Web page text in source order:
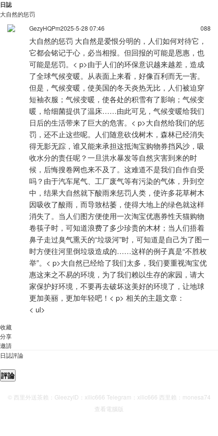
日誌
大自然的惩罚
GezyHQPm
88
0
2025-5-28 07:46
大自然的惩罚 大自然是爱恨分明的，人们如何对待它，
它都会铭记于心，必当相报。但回报的可能是恩惠，也
可能是惩罚。< p>由于人们的环保意识越来越差，造成
了全球气候变暖。从表面上来看，好像百利而无一害。
但是，气候变暖，使美国的冬天炎热无比，人们被迫穿
短袖衣服；气候变暖，使各处的积雪有了影响；气候变
暖，给细菌提供了温床……由此可见，气候变暖给我们
日后的生活带来了巨大的危害。< p>大自然给我们的惩
罚，还不止这些呢。人们随意砍伐树木，森林已经消失
得无影无踪，谁又能来承担这抵淘宝购物券挡风沙，吸
收水分的责任呢？一旦洪水暴发等自然灾害到来的时
候，后悔搜卷网也来不及了。这难道不是我们自作自受
吗？由于汽车尾气、工厂废气等有污染的气体，升到空
中，结果大自然就下酸雨来惩罚人类，使许多花草树木
因吸收了酸雨，而导致枯萎，使得大地上的绿色就这样
消失了。当人们图方便使用一次淘宝优惠券性天猫购物
卷筷子时，可知道浪费了多少珍贵的木材；当人们捂着
鼻子走过臭气熏天的“垃圾河”时，可知道是自己为了图一
时方便往河里倒垃圾造成的……这样的例子真是“不胜枚
举”。< p>大自然已经给了我们太多，我们要重视淘宝优
惠这来之不易的环境，为了我们赖以生存的家园，请大
家保护好环境，不要再去破坏这美好的环境了，让地球
更加美丽，更加年轻吧！< p> 相关的主题文章：
< ul>
收藏
分享
邀請
日誌評論
評論
© 西里外送茶賴：GleezyID：xilic666 Telegram：xilic666 西里賴：monesa74
查看電腦版